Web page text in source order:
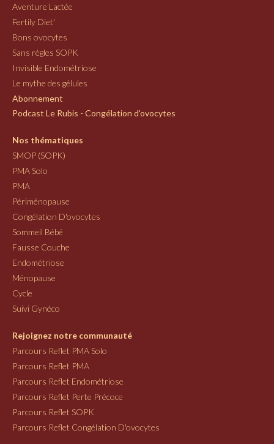
Aventure Lactée
Fertily Diet'
Bons ovocytes
Sans règles SOPK
Invisible Endométriose
Le mythe des gélules
Abonnement
Podcast Le Rubis - Congélation d'ovocytes
Nos thématiques
SMOP (SOPK)
PMA Solo
PMA
Périménopause
Congélation D'ovocytes
Sommeil Bébé
Fausse Couche
Endométriose
Ménopause
Cycle
Suivi Gynéco
Rejoignez notre communauté
Parcours Reflet PMA Solo
Parcours Reflet PMA
Parcours Reflet Endométriose
Parcours Reflet Perte Précoce
Parcours Reflet SOPK
Parcours Reflet Congélation D'ovocytes